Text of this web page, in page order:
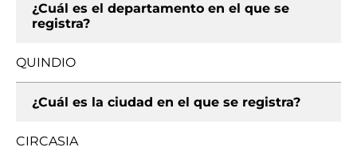
¿Cuál es el departamento en el que se
registra?
QUINDIO
¿Cuál es la ciudad en el que se registra?
CIRCASIA